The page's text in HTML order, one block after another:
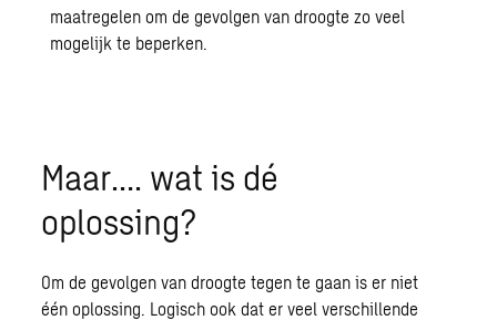
maatregelen om de gevolgen van droogte zo veel
mogelijk te beperken.
Maar…. wat is dé
oplossing?
Om de gevolgen van droogte tegen te gaan is er niet
één oplossing. Logisch ook dat er veel verschillende